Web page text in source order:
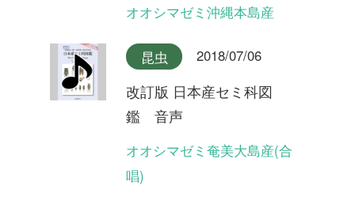
改訂版 日本産セミ科図
鑑 音声
タイワンヒグラシ(合唱)
昆虫 2018/07/06
鑑 音声
タイワンヒグラシ